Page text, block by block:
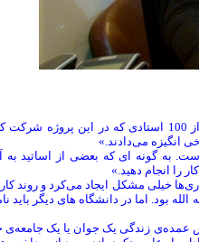
انگیزه می‌دادند.»
است. به گونه ای که بعضی از اساتید
را انجام دهید.»
خیلی مشکل ایجاد می‌کرد و روند
بود. اما در دانشگاه های دیگر باید
زندگی یک جوان یا یک جامعه‌ی